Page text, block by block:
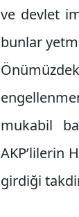
ve devlet
bunlar
mukabil
AKP’lilerin
girdiği